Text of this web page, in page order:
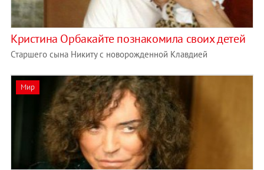
Кристина Орбакайте познакомила своих детей
Старшего сына Никиту с новорожденной Клавдией
Мир